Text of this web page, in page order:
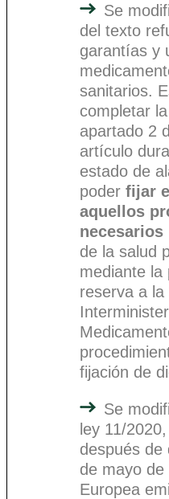
Se
del texto
garantías y
sanitarios.
completar
apartado 2
artículo
estado de
poder fijar
aquellos
necesarios
de la salud
mediante la
reserva a la
fijación de
Se
ley 11/
después de
de mayo de
Europea